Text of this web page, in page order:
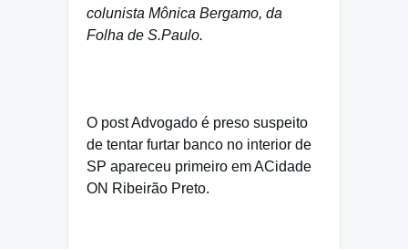
colunista Mônica Bergamo, da
Folha de S.Paulo.
O post Advogado é preso suspeito
de tentar furtar banco no interior de
SP apareceu primeiro em ACidade
ON Ribeirão Preto.